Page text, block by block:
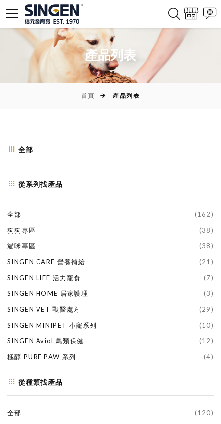
產品列表
首頁 產品列表
全部
從系列找產品
全部
(162)
狗狗專區
(38)
貓咪專區
(38)
SINGEN CARE 營養補給
(21)
SINGEN LIFE 活力寵食
(7)
SINGEN HOME 居家護理
(3)
SINGEN VET 獸醫處方
(29)
SINGEN MINIPET 小寵系列
(10)
SINGEN Aviol 鳥類保健
(12)
極醇 PURE PAW 系列
(4)
從種類找產品
全部
(120)